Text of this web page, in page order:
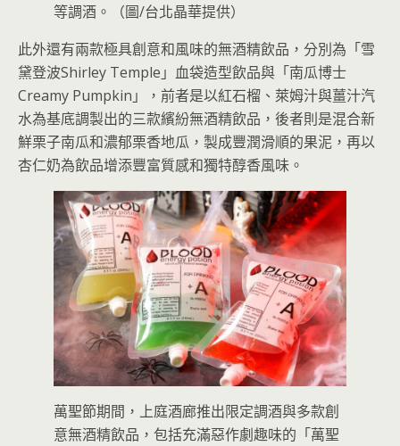
等調酒。（圖/台北晶華提供）
此外還有兩款極具創意和風味的無酒精飲品，分別為「雪
黛登波Shirley Temple」血袋造型飲品與「南瓜博士
Creamy Pumpkin」，前者是以紅石榴、萊姆汁與薑汁汽
水為基底調製出的三款繽紛無酒精飲品，後者則是混合新
鮮栗子南瓜和濃郁栗香地瓜，製成豐潤滑順的果泥，再以
杏仁奶為飲品增添豐富質感和獨特醇香風味。
萬聖節期間，上庭酒廊推出限定調酒與多款創
意無酒精飲品，包括充滿惡作劇趣味的「萬聖